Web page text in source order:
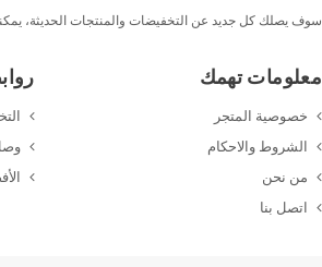
سوف يصلك كل جديد عن التخفيضات والمنتجات الحديثة،
معلومات تهمك
خصوصية المتجر
الشروط والاحكام
من نحن
اتصل بنا